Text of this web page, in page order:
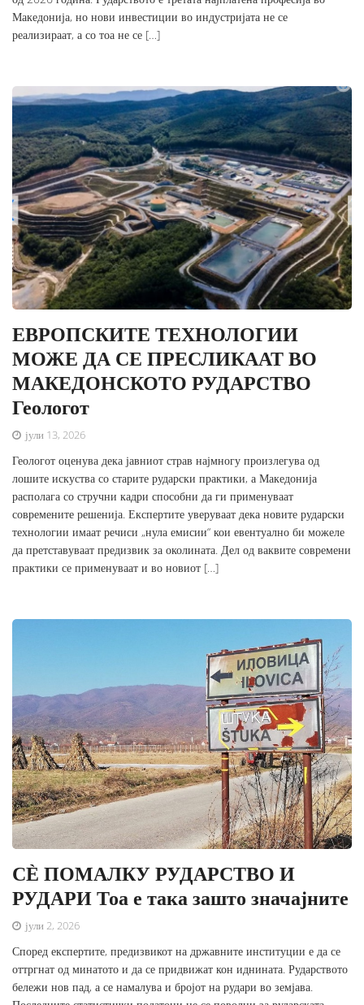
Македонија, но нови инвестиции во индустријата не се
реализираат, а со тоа не се […]
ЕВРОПСКИТЕ ТЕХНОЛОГИИ
МОЖЕ ДА СЕ ПРЕСЛИКААТ ВО
МАКЕДОНСКОТО РУДАРСТВО
Геологот
јули 13, 2026
Геологот оценува дека јавниот страв најмногу произлегува од
лошите искуства со старите рударски практики, а Македонија
располага со стручни кадри способни да ги применуваат
современите решенија. Експертите уверуваат дека новите рударски
технологии имаат речиси „нула емисии“ кои евентуално би можеле
да претставуваат предизвик за околината. Дел од ваквите современи
практики се применуваат и во новиот […]
СЀ ПОМАЛКУ РУДАРСТВО И
РУДАРИ Тоа е така зашто значајните
јули 2, 2026
Според експертите, предизвикот на државните институции е да се
оттргнат од минатото и да се придвижат кон иднината. Рударството
бележи нов пад, а се намалува и бројот на рудари во земјава.